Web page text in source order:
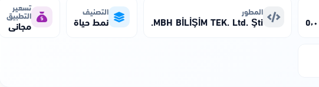
المطور
MBH BİLİŞİM TEK. Ltd. Şti.
التصنيف
نمط حياة
تسعير
التطبيق
مجاني